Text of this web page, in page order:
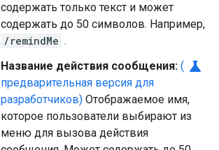
содержать только текст и может
содержать до 50 символов. Например,
/remindMe .
Название действия сообщения: ( science
предварительная версия для
разработчиков) Отображаемое имя,
которое пользователи выбирают из
меню для вызова действия